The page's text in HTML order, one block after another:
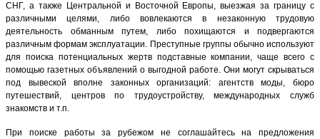
СНГ, а также Центральной и Восточной Европы, выезжая за границу с
различными целями, либо вовлекаются в незаконную трудовую
деятельность обманным путем, либо похищаются и подвергаются
различным формам эксплуатации. Преступные группы обычно используют
для поиска потенциальных жертв подставные компании, чаще всего с
помощью газетных объявлений о выгодной работе. Они могут скрываться
под вывеской вполне законных организаций: агентств моды, бюро
путешествий, центров по трудоустройству, международных служб
знакомств и т.п.
При поиске работы за рубежом не соглашайтесь на предложения